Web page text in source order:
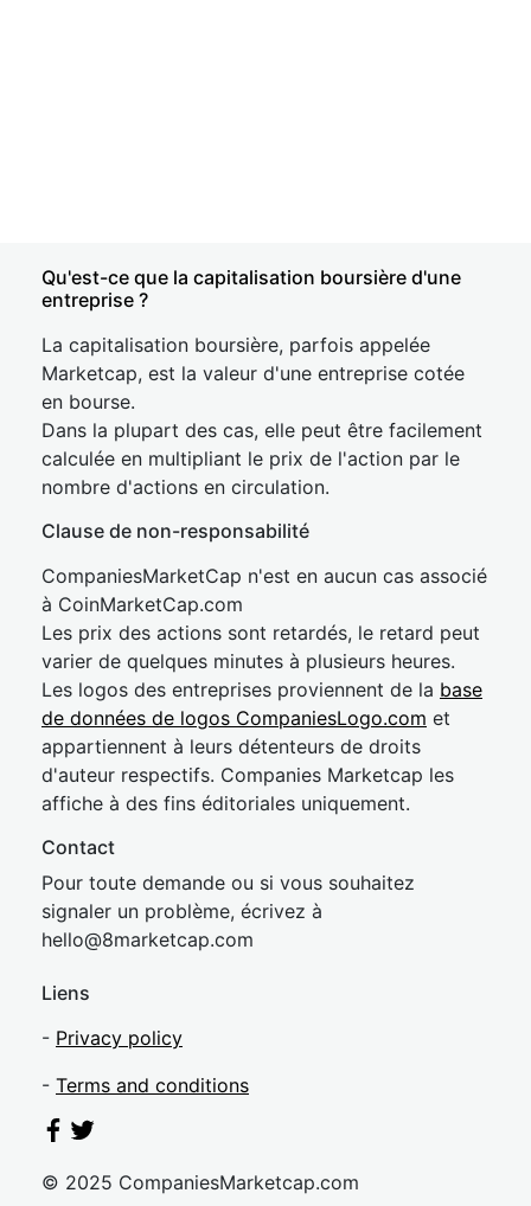
Qu'est-ce que la capitalisation boursière d'une
entreprise ?
La capitalisation boursière, parfois appelée
Marketcap, est la valeur d'une entreprise cotée
en bourse.
Dans la plupart des cas, elle peut être facilement
calculée en multipliant le prix de l'action par le
nombre d'actions en circulation.
Clause de non-responsabilité
CompaniesMarketCap n'est en aucun cas associé
à CoinMarketCap.com
Les prix des actions sont retardés, le retard peut
varier de quelques minutes à plusieurs heures.
Les logos des entreprises proviennent de la base
de données de logos CompaniesLogo.com et
appartiennent à leurs détenteurs de droits
d'auteur respectifs. Companies Marketcap les
affiche à des fins éditoriales uniquement.
Contact
Pour toute demande ou si vous souhaitez
signaler un problème, écrivez à
hello@8marketcap.com
Liens
- Privacy policy
- Terms and conditions
© 2025 CompaniesMarketcap.com